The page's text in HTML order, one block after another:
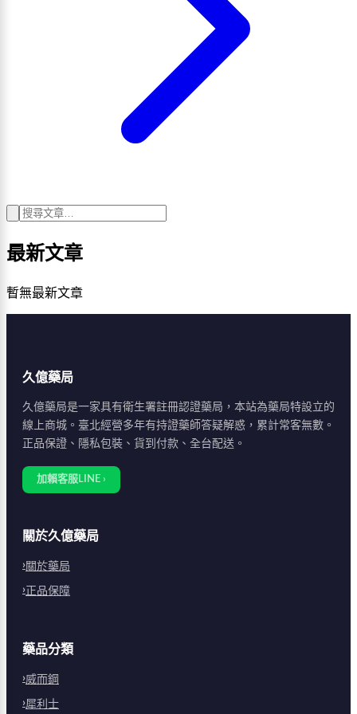
最新文章
暫無最新文章
久億藥局
久億藥局是一家具有衛生署註冊認證藥局，本站為藥局特設立的
線上商城。臺北經營多年有持證藥師答疑解惑，累計常客無數。
正品保證、隱私包裝、貨到付款、全台配送。
加賴客服LINE ›
關於久億藥局
關於藥局
正品保障
藥品分類
威而鋼
犀利士